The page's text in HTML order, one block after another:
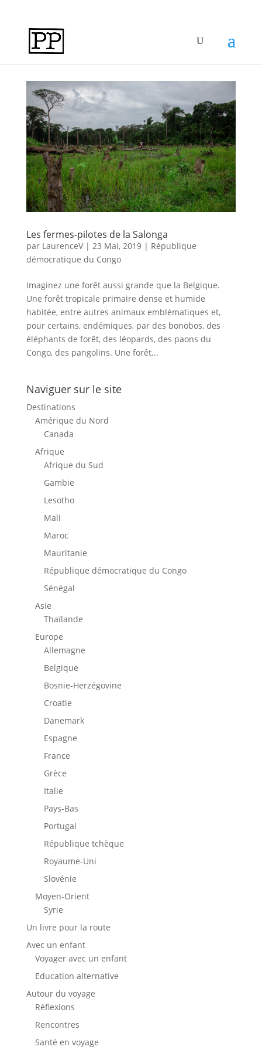
Les fermes-pilotes de la Salonga
par LaurenceV| 23 Mai, 2019| République
démocratique du Congo
Imaginez une forêt aussi grande que la Belgique.
Une forêt tropicale primaire dense et humide
habitée, entre autres animaux emblématiques et,
pour certains, endémiques, par des bonobos, des
éléphants de forêt, des léopards, des paons du
Congo, des pangolins. Une forêt...
Naviguer sur le site
Destinations
Amérique du Nord
Canada
Afrique
Afrique du Sud
Gambie
Lesotho
Mali
Maroc
Mauritanie
République démocratique du Congo
Sénégal
Asie
Thaïlande
Europe
Allemagne
Belgique
Bosnie-Herzégovine
Croatie
Danemark
Espagne
France
Grèce
Italie
Pays-Bas
Portugal
République tchèque
Royaume-Uni
Slovénie
Moyen-Orient
Syrie
Un livre pour la route
Avec un enfant
Voyager avec un enfant
Education alternative
Autour du voyage
Réflexions
Rencontres
Santé en voyage